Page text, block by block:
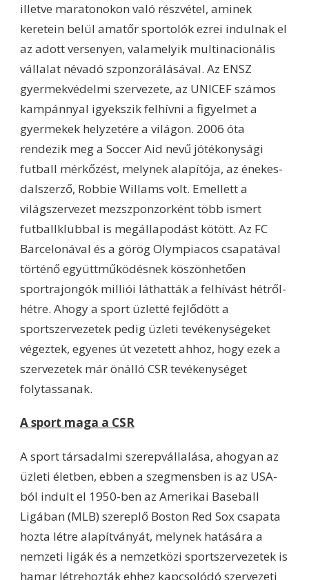
illetve maratonokon való részvétel, aminek
keretein belül amatőr sportolók ezrei indulnak el
az adott versenyen, valamelyik multinacionális
vállalat névadó szponzorálásával. Az ENSZ
gyermekvédelmi szervezete, az UNICEF számos
kampánnyal igyekszik felhívni a figyelmet a
gyermekek helyzetére a világon. 2006 óta
rendezik meg a Soccer Aid nevű jótékonysági
futball mérkőzést, melynek alapítója, az énekes-
dalszerző, Robbie Willams volt. Emellett a
világszervezet mezszponzorként több ismert
futballklubbal is megállapodást kötött. Az FC
Barcelonával és a görög Olympiacos csapatával
történő együttműködésnek köszönhetően
sportrajongók milliói láthatták a felhívást hétről-
hétre. Ahogy a sport üzletté fejlődött a
sportszervezetek pedig üzleti tevékenységeket
végeztek, egyenes út vezetett ahhoz, hogy ezek a
szervezetek már önálló CSR tevékenységet
folytassanak.
A sport maga a CSR
A sport társadalmi szerepvállalása, ahogyan az
üzleti életben, ebben a szegmensben is az USA-
ból indult el 1950-ben az Amerikai Baseball
Ligában (MLB) szereplő Boston Red Sox csapata
hozta létre alapítványát, melynek hatására a
nemzeti ligák és a nemzetközi sportszervezetek is
hamar létrehozták ehhez kapcsolódó szervezeti